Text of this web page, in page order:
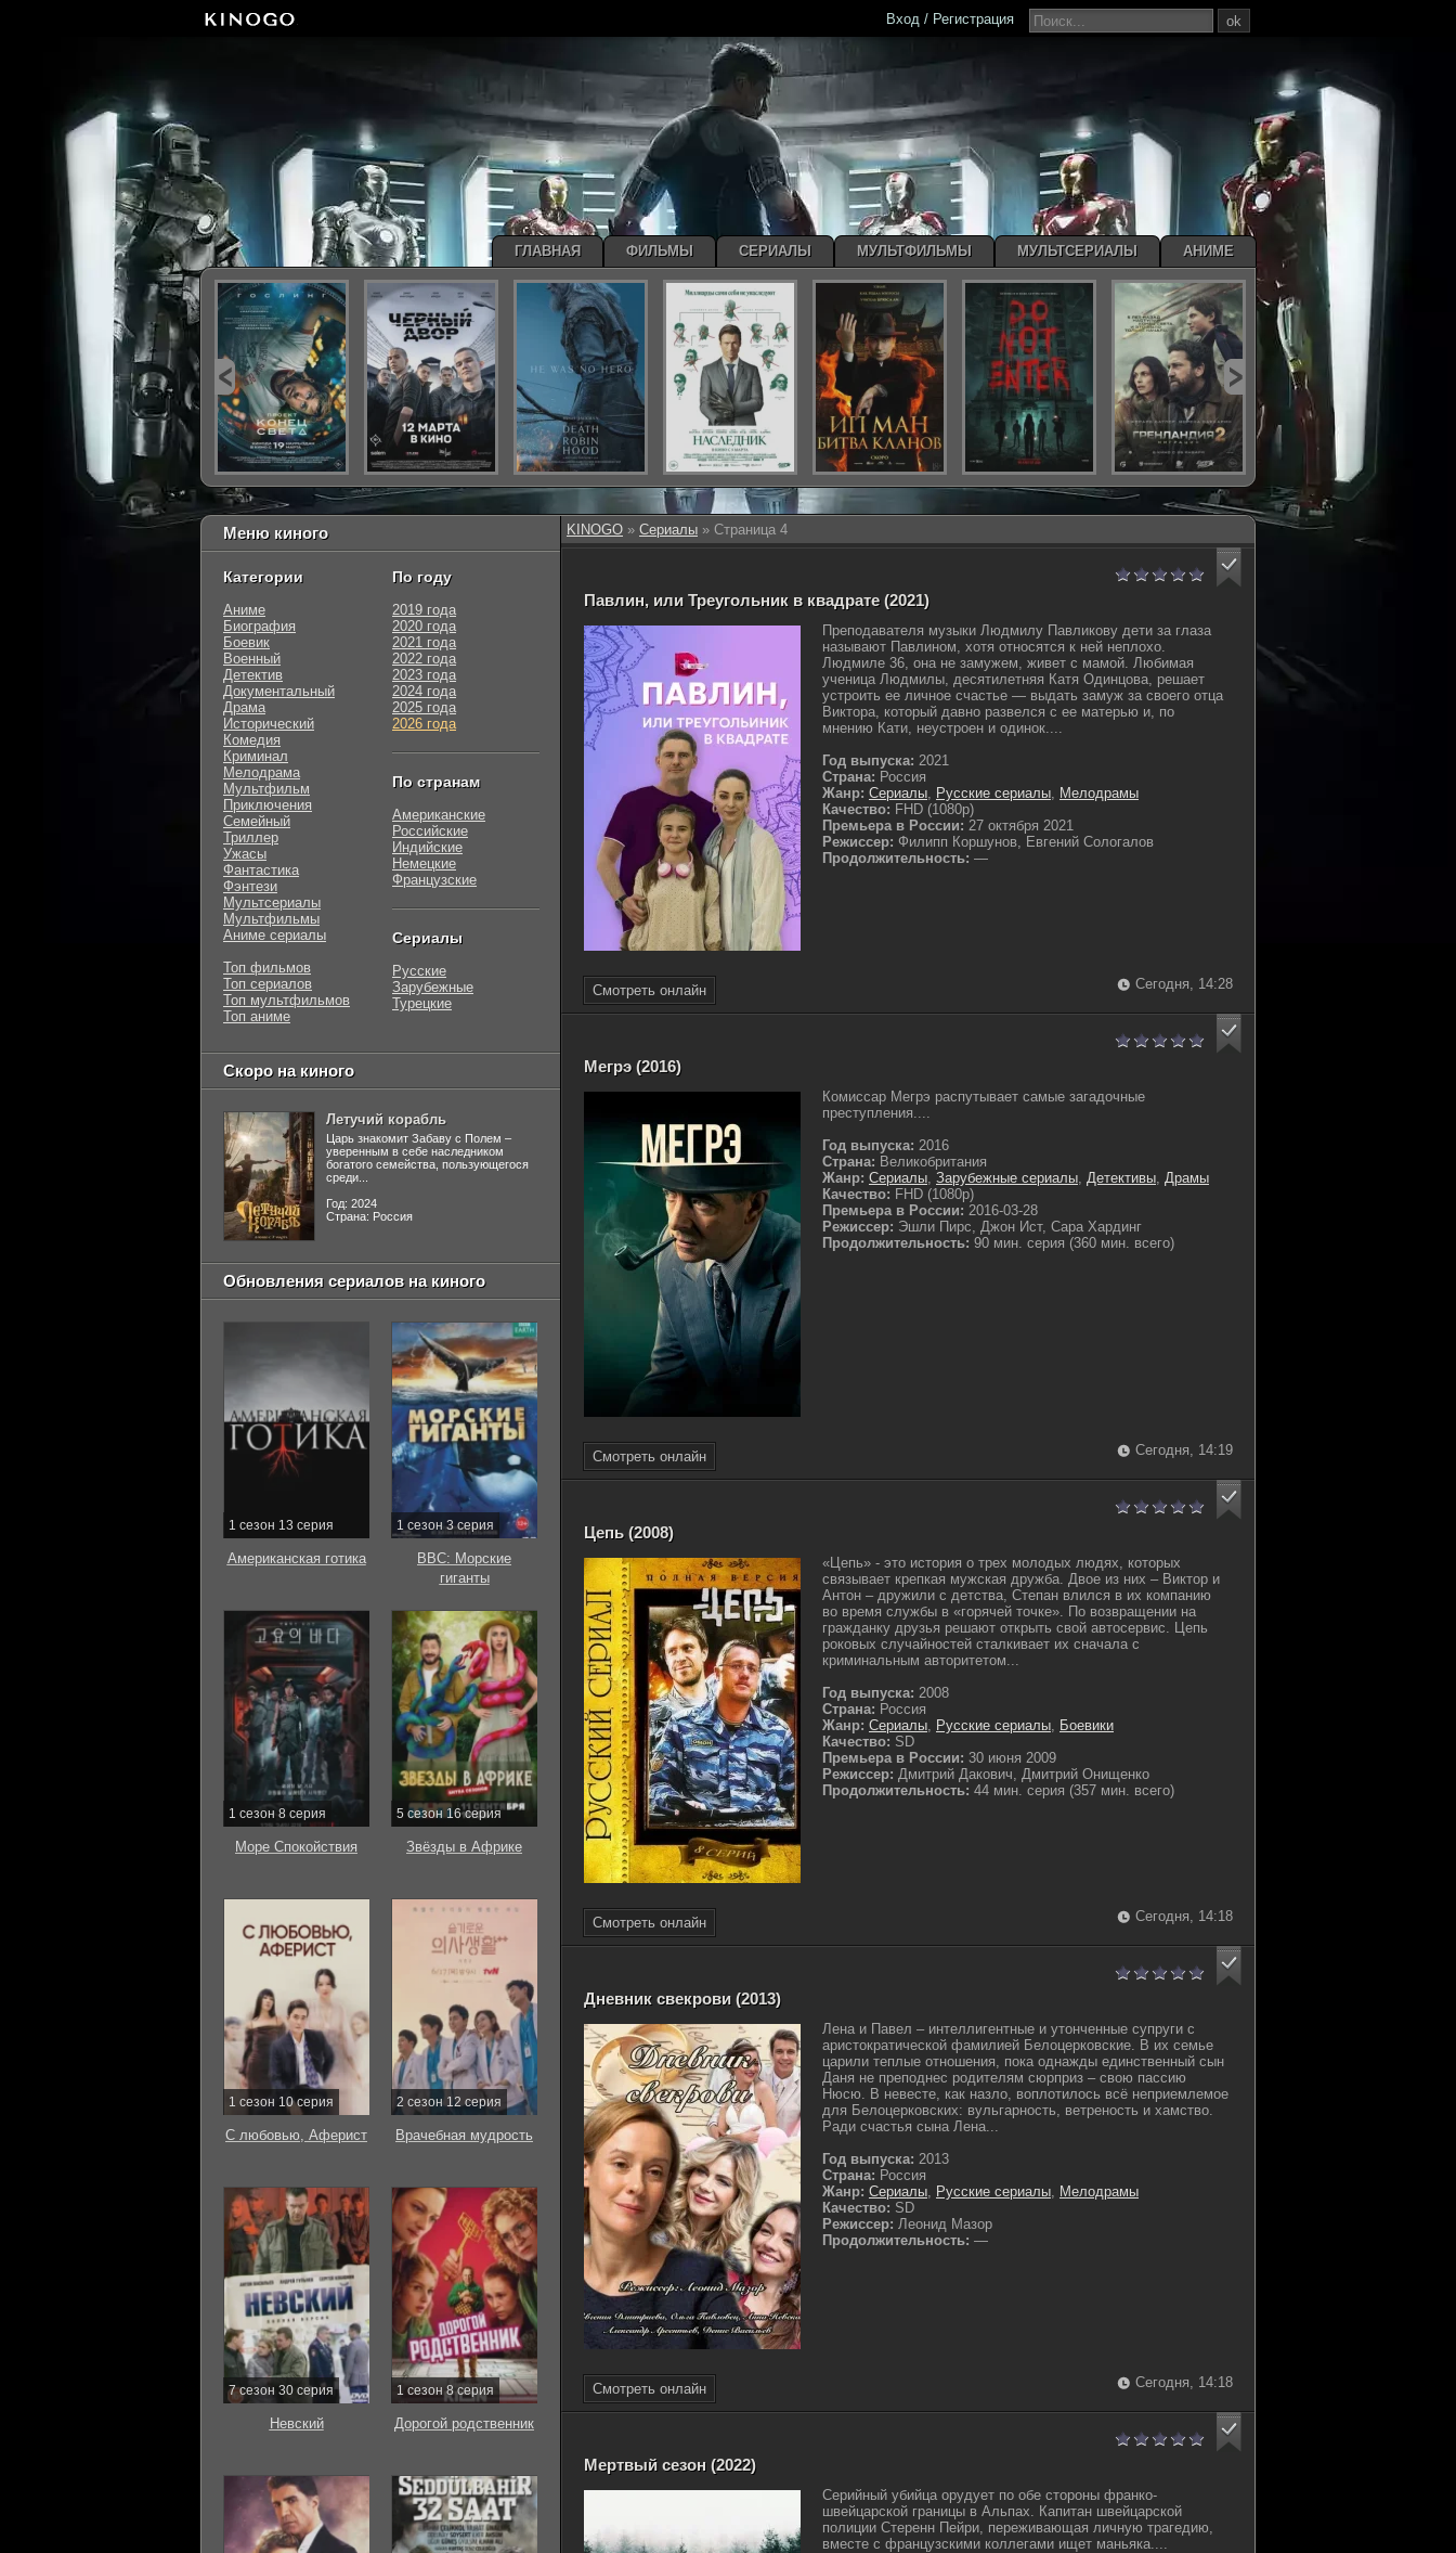
KINOGO » Сериалы » Страница 4
Павлин, или Треугольник в квадрате (2021)
Преподавателя музыки Людмилу Павликову дети за глаза
называют Павлином, хотя относятся к ней неплохо.
Людмиле 36, она не замужем, живет с мамой. Любимая
ученица Людмилы, десятилетняя Катя Одинцова, решает
устроить ее личное счастье — выдать замуж за своего отца
Виктора, который давно развелся с ее матерью и, по
мнению Кати, неустроен и одинок....
Год выпуска: 2021
Страна: Россия
Жанр: Сериалы, Русские сериалы, Мелодрамы
Качество: FHD (1080p)
Премьера в России: 27 октября 2021
Режиссер: Филипп Коршунов, Евгений Сологалов
Продолжительность: —
Смотреть онлайн Сегодня, 14:28
Мегрэ (2016)
Комиссар Мегрэ распутывает самые загадочные
преступления....
Год выпуска: 2016
Страна: Великобритания
Жанр: Сериалы, Зарубежные сериалы, Детективы, Драмы
Качество: FHD (1080p)
Премьера в России: 2016-03-28
Режиссер: Эшли Пирс, Джон Ист, Сара Хардинг
Продолжительность: 90 мин. серия (360 мин. всего)
Смотреть онлайн Сегодня, 14:19
Цепь (2008)
«Цепь» - это история о трех молодых людях, которых
связывает крепкая мужская дружба. Двое из них – Виктор и
Антон – дружили с детства, Степан влился в их компанию
во время службы в «горячей точке». По возвращении на
гражданку друзья решают открыть свой автосервис. Цепь
роковых случайностей сталкивает их сначала с
криминальным авторитетом...
Год выпуска: 2008
Страна: Россия
Жанр: Сериалы, Русские сериалы, Боевики
Качество: SD
Премьера в России: 30 июня 2009
Режиссер: Дмитрий Дакович, Дмитрий Онищенко
Продолжительность: 44 мин. серия (357 мин. всего)
Смотреть онлайн Сегодня, 14:18
Дневник свекрови (2013)
Лена и Павел – интеллигентные и утонченные супруги с
аристократической фамилией Белоцерковские. В их семье
царили теплые отношения, пока однажды единственный сын
Даня не преподнес родителям сюрприз – свою пассию
Нюсю. В невесте, как назло, воплотилось всё неприемлемое
для Белоцерковских: вульгарность, ветреность и хамство.
Ради счастья сына Лена...
Год выпуска: 2013
Страна: Россия
Жанр: Сериалы, Русские сериалы, Мелодрамы
Качество: SD
Режиссер: Леонид Мазор
Продолжительность: —
Смотреть онлайн Сегодня, 14:18
Мертвый сезон (2022)
Серийный убийца орудует по обе стороны франко-
швейцарской границы в Альпах. Капитан швейцарской
полиции Стеренн Пейри, переживающая личную трагедию,
вместе с французскими коллегами ищет маньяка....
Меню киного
Категории
Аниме
Биография
Боевик
Военный
Детектив
Документальный
Драма
Исторический
Комедия
Криминал
Мелодрама
Мультфильм
Приключения
Семейный
Триллер
Ужасы
Фантастика
Фэнтези
Мультсериалы
Мультфильмы
Аниме сериалы
Топ фильмов
Топ сериалов
Топ мультфильмов
Топ аниме
По году
2019 года
2020 года
2021 года
2022 года
2023 года
2024 года
2025 года
2026 года
По странам
Американские
Российские
Индийские
Немецкие
Французские
Сериалы
Русские
Зарубежные
Турецкие
Скоро на киного
Летучий корабль
Царь знакомит Забаву с Полем –
уверенным в себе наследником
богатого семейства, пользующегося
среди...
Год: 2024
Страна: Россия
Обновления сериалов на киного
1 сезон 13 серия
Американская готика
1 сезон 3 серия
BBC: Морские
гиганты
1 сезон 8 серия
Море Спокойствия
5 сезон 16 серия
Звёзды в Африке
1 сезон 10 серия
С любовью, Аферист
2 сезон 12 серия
Врачебная мудрость
7 сезон 30 серия
Невский
1 сезон 8 серия
Дорогой родственник
ok
Вход / Регистрация
ГЛАВНАЯ ФИЛЬМЫ СЕРИАЛЫ МУЛЬТФИЛЬМЫ МУЛЬТСЕРИАЛЫ АНИМЕ